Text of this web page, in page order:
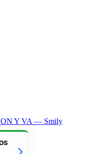
ON Y VA — Smily